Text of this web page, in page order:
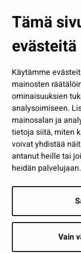
Tämä
evästeitä
Käytämme
mainosten
ominaisuuksien
analysoimiseen.
mainosalan ja
tietoja siitä, miten
voivat yhdistää
antanut heille tai
heidän palvelujaan.
Vain
Kasvatus ja opetus
Kulttuuri ja liikunta
Työ ja yrittäminen
Osallistu ja asioi
Näytä omat
Seuraa meitä